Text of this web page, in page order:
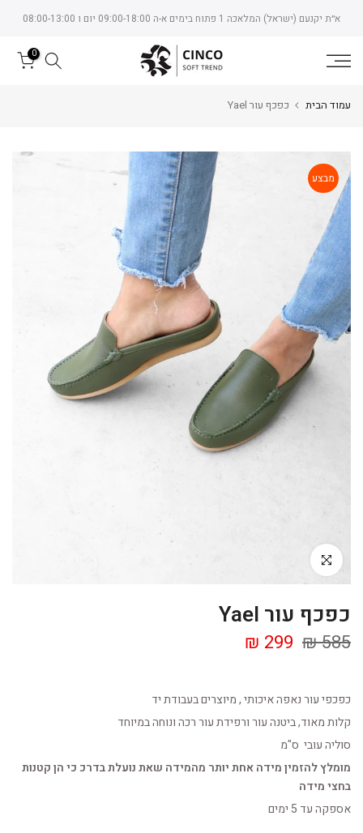
Skip
content
א״ת יקנעם (ישראל) המלאכה 1 פתוח בימים א-ה 09:00-18:00 יום ו 08:00-13:00
0
עמוד הבית כפכף עור Yael
מבצע
Click to enlarge
כפכף עור Yael
585 ₪
299 ₪
כפכפי עור נאפה איכותי , מיוצרים בעבודת יד
קלות מאוד, ביטנה עור ורפידת עור רכה ונוחה במיוחד
סוליה עובי ס"מ
מומלץ להזמין מידה אחת יותר מהמידה שאת נועלת בדרכ כי הן קטנות
בחצי מידה
אספקה עד 5 ימים